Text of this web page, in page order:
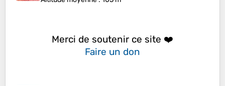
Merci de soutenir ce site ❤️
Faire un don